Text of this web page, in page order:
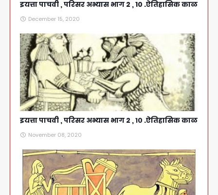
इयत्ता पाचवी , परिसर अभ्यास भाग 2 , 10 .ऐतिहासिक काळ
December 15, 2020
इयत्ता पाचवी , परिसर अभ्यास भाग 2 , १० .ऐतिहासिक काळ
November 08, 2020